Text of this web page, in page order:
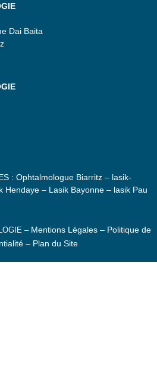
Dai Baita
:Ophtalmologue Biarritz – lasik-
Hendaye – Lasik Bayonne – lasik Pau
– Mentions Légales – Politique de
– Plan du Site